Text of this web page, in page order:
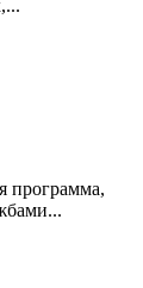
программа,